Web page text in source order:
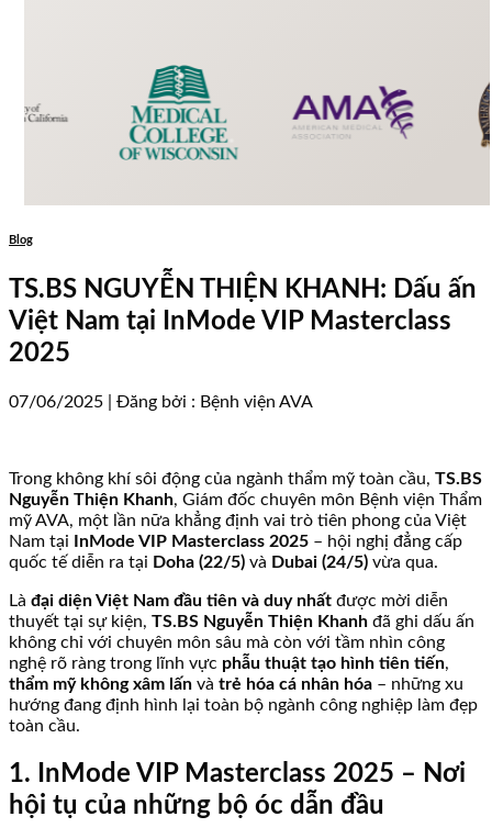
Blog
TS.BS NGUYỄN THIỆN KHANH: Dấu ấn
Việt Nam tại InMode VIP Masterclass
2025
07/06/2025 | Đăng bởi : Bệnh viện AVA
Trong không khí sôi động của ngành thẩm mỹ toàn cầu, TS.BS
Nguyễn Thiện Khanh, Giám đốc chuyên môn Bệnh viện Thẩm
mỹ AVA, một lần nữa khẳng định vai trò tiên phong của Việt
Nam tại
InMode VIP Masterclass 2025 – hội nghị đẳng cấp
quốc tế diễn ra tại Doha (22/5) và Dubai (24/5) vừa qua.
Là đại diện Việt Nam đầu tiên và duy nhất được mời diễn
thuyết tại sự kiện, TS.BS Nguyễn Thiện Khanh đã ghi dấu ấn
không chỉ với chuyên môn sâu mà còn với tầm nhìn công
nghệ rõ ràng trong lĩnh vực phẫu thuật tạo hình tiên tiến,
thẩm mỹ không xâm lấn và trẻ hóa cá nhân hóa – những xu
hướng đang định hình lại toàn bộ ngành công nghiệp làm đẹp
toàn cầu.
1. InMode VIP Masterclass 2025 – Nơi
hội tụ của những bộ óc dẫn đầu